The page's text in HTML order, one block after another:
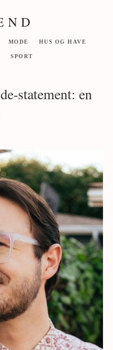
N D
MODE HUS OG HAVE
SPORT
statement: en